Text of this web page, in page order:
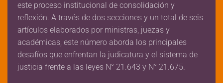
este proceso institucional de consolidación y
reflexión. A través de dos secciones y un total de seis
artículos elaborados por ministras, juezas y
académicas, este número aborda los principales
desafíos que enfrentan la judicatura y el sistema de
justicia frente a las leyes N° 21.643 y N° 21.675.